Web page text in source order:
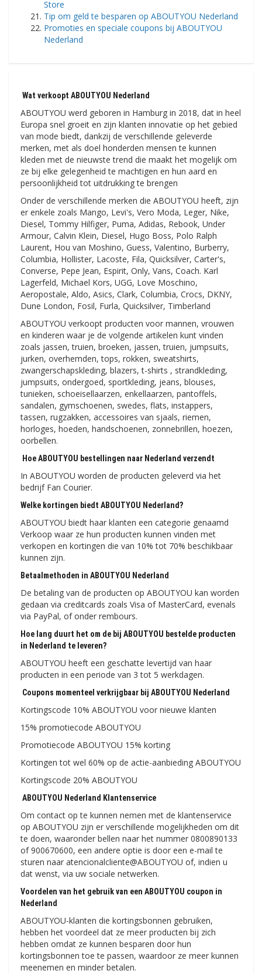
Store
Tip om geld te besparen op ABOUTYOU Nederland
Promoties en speciale coupons bij ABOUTYOU
Nederland
Wat verkoopt ABOUTYOU Nederland
ABOUTYOU werd geboren in Hamburg in 2018, dat in heel
Europa snel groeit en zijn klanten innovatie op het gebied
van mode biedt, dankzij de verschillende geleverde
merken, met als doel honderden mensen te kunnen
kleden met de nieuwste trend die maakt het mogelijk om
ze bij elke gelegenheid te machtigen en hun aard en
persoonlijkheid tot uitdrukking te brengen
Onder de verschillende merken die ABOUTYOU heeft, zijn
er enkele zoals Mango, Levi's, Vero Moda, Leger, Nike,
Diesel, Tommy Hilfiger, Puma, Adidas, Rebook, Under
Armour, Calvin Klein, Diesel, Hugo Boss, Polo Ralph
Laurent, Hou van Moshino, Guess, Valentino, Burberry,
Columbia, Hollister, Lacoste, Fila, Quicksilver, Carter's,
Converse, Pepe Jean, Espirit, Only, Vans, Coach. Karl
Lagerfeld, Michael Kors, UGG, Love Moschino,
Aeropostale, Aldo, Asics, Clark, Columbia, Crocs, DKNY,
Dune London, Fosil, Furla, Quicksilver, Timberland
ABOUTYOU verkoopt producten voor mannen, vrouwen
en kinderen waar je de volgende artikelen kunt vinden
zoals jassen, truien, broeken, jassen, truien, jumpsuits,
jurken, overhemden, tops, rokken, sweatshirts,
zwangerschapskleding, blazers, t-shirts , strandkleding,
jumpsuits, ondergoed, sportkleding, jeans, blouses,
tunieken, schoeisellaarzen, enkellaarzen, pantoffels,
sandalen, gymschoenen, swedes, flats, instappers,
tassen, rugzakken, accessoires van sjaals, riemen,
horloges, hoeden, handschoenen, zonnebrillen, hoezen,
oorbellen.
Hoe ABOUTYOU bestellingen naar Nederland verzendt
In ABOUTYOU worden de producten geleverd via het
bedrijf Fan Courier.
Welke kortingen biedt ABOUTYOU Nederland?
ABOUTYOU biedt haar klanten een categorie genaamd
Verkoop waar ze hun producten kunnen vinden met
verkopen en kortingen die van 10% tot 70% beschikbaar
kunnen zijn.
Betaalmethoden in ABOUTYOU Nederland
De betaling van de producten op ABOUTYOU kan worden
gedaan via creditcards zoals Visa of MasterCard, evenals
via PayPal, of onder rembours.
Hoe lang duurt het om de bij ABOUTYOU bestelde producten
in Nederland te leveren?
ABOUTYOU heeft een geschatte levertijd van haar
producten in een periode van 3 tot 5 werkdagen.
Coupons momenteel verkrijgbaar bij ABOUTYOU Nederland
Kortingscode 10% ABOUTYOU voor nieuwe klanten
15% promotiecode ABOUTYOU
Promotiecode ABOUTYOU 15% korting
Kortingen tot wel 60% op de actie-aanbieding ABOUTYOU
Kortingscode 20% ABOUTYOU
ABOUTYOU Nederland Klantenservice
Om contact op te kunnen nemen met de klantenservice
op ABOUTYOU zijn er verschillende mogelijkheden om dit
te doen, waaronder bellen naar het nummer 0800890133
of 900670600, een andere optie is door een e-mail te
sturen naar atencionalcliente@ABOUTYOU of, indien u
dat wenst, via uw sociale netwerken.
Voordelen van het gebruik van een ABOUTYOU coupon in
Nederland
ABOUTYOU-klanten die kortingsbonnen gebruiken,
hebben het voordeel dat ze meer producten bij zich
hebben omdat ze kunnen besparen door hun
kortingsbonnen toe te passen, waardoor ze meer kunnen
meenemen en minder betalen.